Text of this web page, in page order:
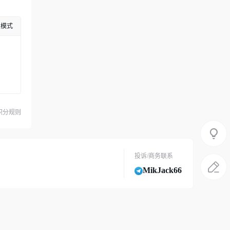
式
分规则
投诉/商务联系
MikJack66